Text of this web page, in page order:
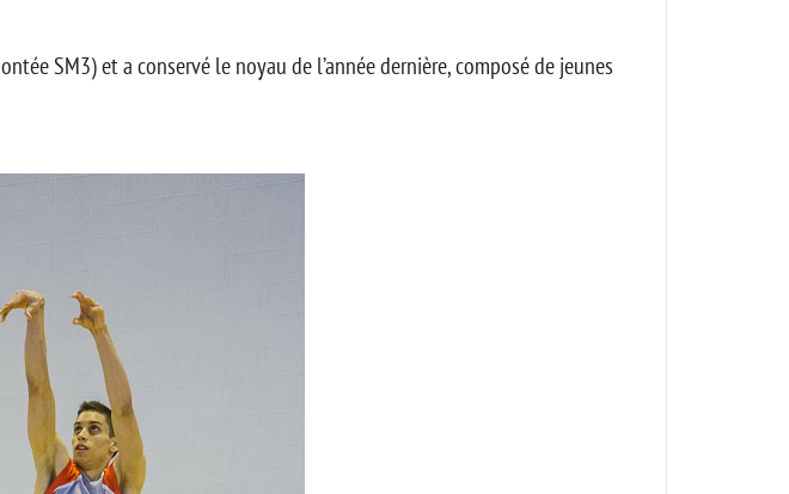
SM3) et a conservé le noyau de l’année dernière, composé de jeunes